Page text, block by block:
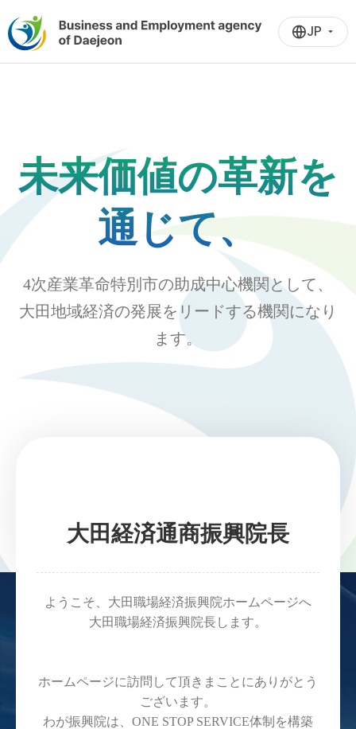
JP
未来価値の革新を
通じて、
4次産業革命特別市の助成中心機関として、
大田地域経済の発展をリードする機関になり
ます。
大田経済通商振興院長
ようこそ、大田職場経済振興院ホームページへ
大田職場経済振興院長します。
ホームページに訪問して頂きまことにありがとう
ございます。
わが振興院は、ONE STOP SERVICE体制を構築